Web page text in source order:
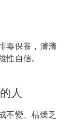
毒保養，清清
性自信。
人
不變、枯燥乏